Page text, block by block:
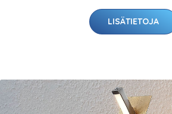
LISÄTIETOJA